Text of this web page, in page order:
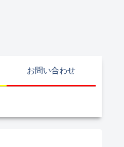
お問い合わせ